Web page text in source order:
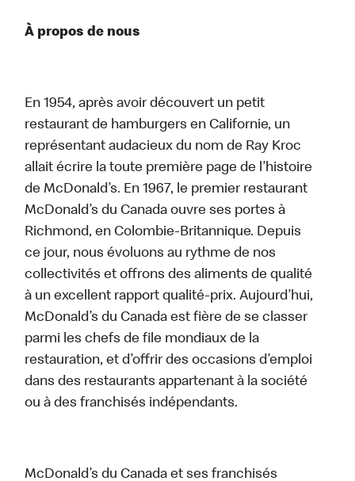
À propos de nous
En 1954, après avoir découvert un petit
restaurant de hamburgers en Californie, un
représentant audacieux du nom de Ray Kroc
allait écrire la toute première page de l’histoire
de McDonald’s. En 1967, le premier restaurant
McDonald’s du Canada ouvre ses portes à
Richmond, en Colombie-Britannique. Depuis
ce jour, nous évoluons au rythme de nos
collectivités et offrons des aliments de qualité
à un excellent rapport qualité-prix. Aujourd’hui,
McDonald’s du Canada est fière de se classer
parmi les chefs de file mondiaux de la
restauration, et d’offrir des occasions d’emploi
dans des restaurants appartenant à la société
ou à des franchisés indépendants.
McDonald’s du Canada et ses franchisés